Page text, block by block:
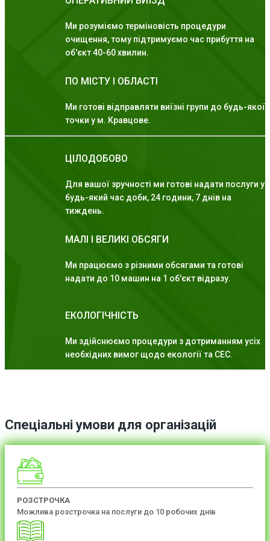
Ми розуміємо терміновість процедури
очищення, тому підтримуємо час прибуття на
об'єкт 40-60 хвилин.
ПО МІСТУ І ОБЛАСТІ
Ми готові відправляти виїзні групи до будь-якої
точки у м. Кравцове.
ЦІЛОДОБОВО
Для вашої зручності ми готові надати послуги у
будь-який час доби, 24 години, 7 днів на
тиждень.
МАЛІ І ВЕЛИКІ ОБСЯГИ
Ми працюємо з різними обсягами та готові
надати до 10 машин на 1 об'єкт відразу.
ЕКОЛОГІЧНІСТЬ
Ми здійснюємо процедури з дотриманням усіх
необхідних вимог щодо екології та СЕС.
Спеціальні умови для організацій
РОЗСТРОЧКА
Можлива розстрочка на послуги до 10 робочих днів